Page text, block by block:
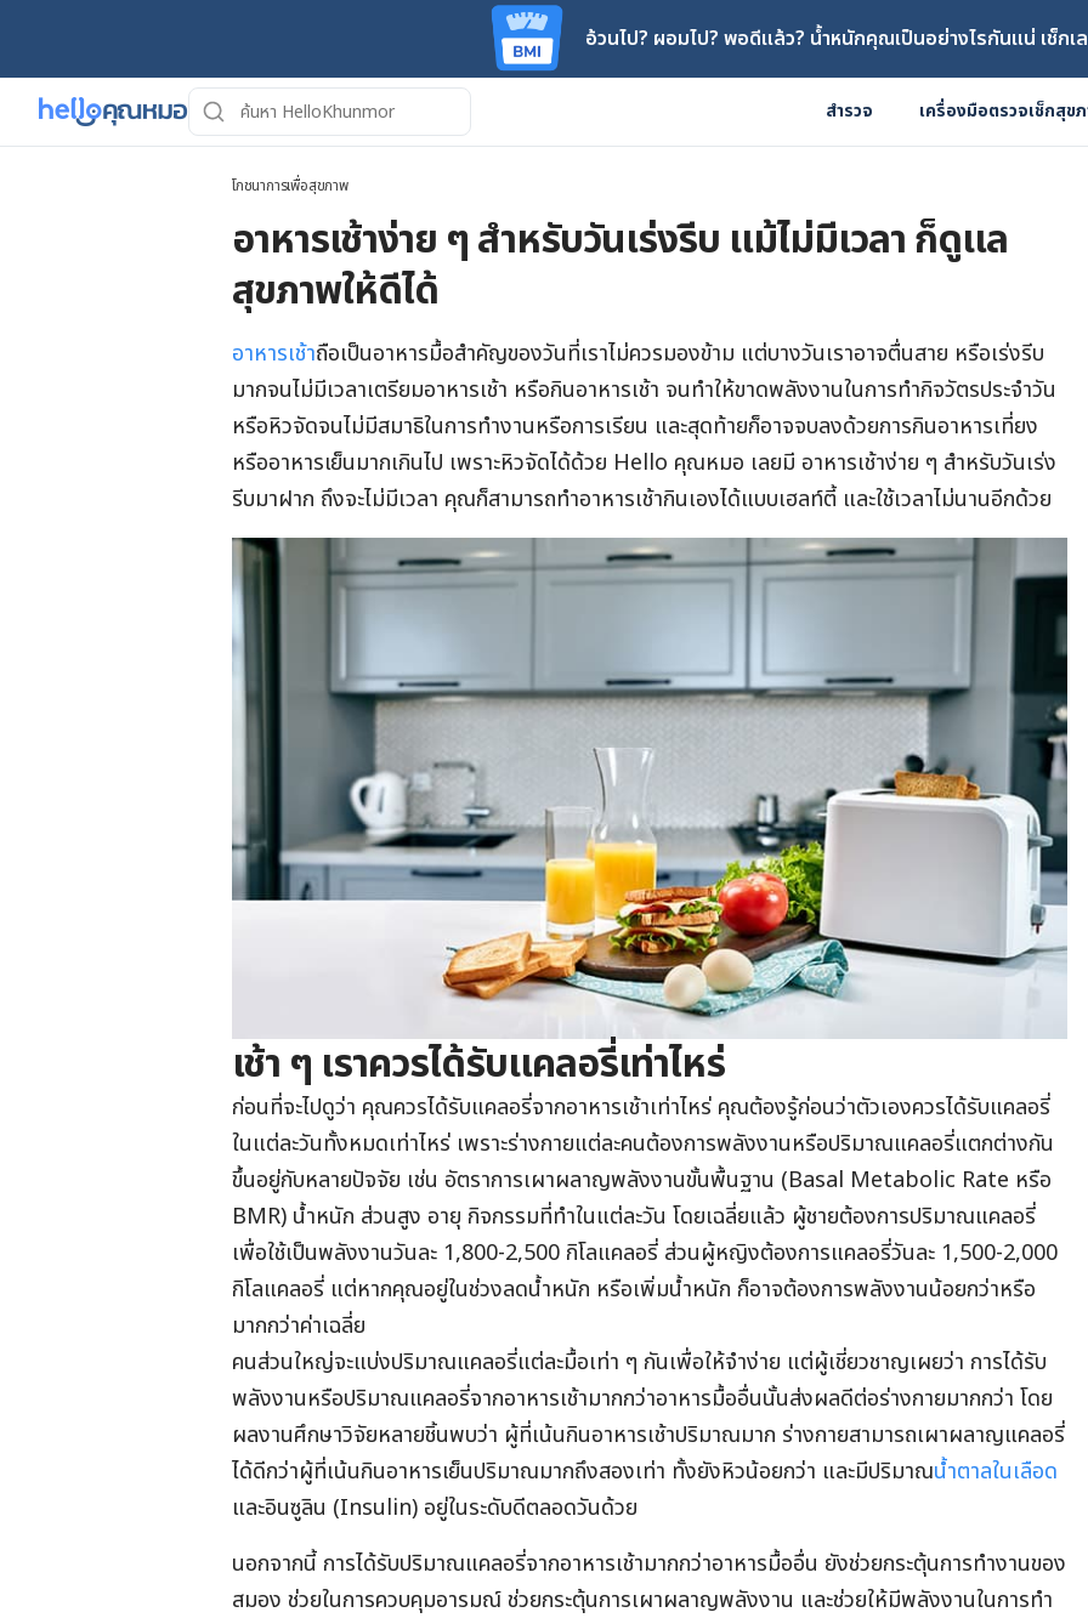
อ้วนไป? ผอมไป? พอดีแล้ว? น้ำหนักคุณเป็นอย่างไรกันแน่ เช็กเ
สำรวจ เครื่องมือตรวจเช็กสุข
โภชนาการเพื่อสุขภาพ
อาหารเช้าง่าย ๆ สำหรับวันเร่งรีบ แม้ไม่มีเวลา ก็ดูแล
สุขภาพให้ดีได้
อาหารเช้าถือเป็นอาหารมื้อสำคัญของวันที่เราไม่ควรมองข้าม แต่บางวันเราอาจตื่นสาย หรือเร่งรีบ
มากจนไม่มีเวลาเตรียมอาหารเช้า หรือกินอาหารเช้า จนทำให้ขาดพลังงานในการทำกิจวัตรประจำวัน
หรือหิวจัดจนไม่มีสมาธิในการทำงานหรือการเรียน และสุดท้ายก็อาจจบลงด้วยการกินอาหารเที่ยง
หรืออาหารเย็นมากเกินไป เพราะหิวจัดได้ด้วย Hello คุณหมอ เลยมี อาหารเช้าง่าย ๆ สำหรับวันเร่ง
รีบมาฝาก ถึงจะไม่มีเวลา คุณก็สามารถทำอาหารเช้ากินเองได้แบบเฮลท์ตี้ และใช้เวลาไม่นานอีกด้วย
เช้า ๆ เราควรได้รับแคลอรี่เท่าไหร่
ก่อนที่จะไปดูว่า คุณควรได้รับแคลอรี่จากอาหารเช้าเท่าไหร่ คุณต้องรู้ก่อนว่าตัวเองควรได้รับแคลอรี่
ในแต่ละวันทั้งหมดเท่าไหร่ เพราะร่างกายแต่ละคนต้องการพลังงานหรือปริมาณแคลอรี่แตกต่างกัน
ขึ้นอยู่กับหลายปัจจัย เช่น อัตราการเผาผลาญพลังงานขั้นพื้นฐาน (Basal Metabolic Rate หรือ
BMR) น้ำหนัก ส่วนสูง อายุ กิจกรรมที่ทำในแต่ละวัน โดยเฉลี่ยแล้ว ผู้ชายต้องการปริมาณแคลอรี่
เพื่อใช้เป็นพลังงานวันละ 1,800-2,500 กิโลแคลอรี่ ส่วนผู้หญิงต้องการแคลอรี่วันละ 1,500-2,000
กิโลแคลอรี่ แต่หากคุณอยู่ในช่วงลดน้ำหนัก หรือเพิ่มน้ำหนัก ก็อาจต้องการพลังงานน้อยกว่าหรือ
มากกว่าค่าเฉลี่ย
คนส่วนใหญ่จะแบ่งปริมาณแคลอรี่แต่ละมื้อเท่า ๆ กันเพื่อให้จำง่าย แต่ผู้เชี่ยวชาญเผยว่า การได้รับ
พลังงานหรือปริมาณแคลอรี่จากอาหารเช้ามากกว่าอาหารมื้ออื่นนั้นส่งผลดีต่อร่างกายมากกว่า โดย
ผลงานศึกษาวิจัยหลายชิ้นพบว่า ผู้ที่เน้นกินอาหารเช้าปริมาณมาก ร่างกายสามารถเผาผลาญแคลอรี่
ได้ดีกว่าผู้ที่เน้นกินอาหารเย็นปริมาณมากถึงสองเท่า ทั้งยังหิวน้อยกว่า และมีปริมาณน้ำตาลในเลือด
และอินซูลิน (Insulin) อยู่ในระดับดีตลอดวันด้วย
นอกจากนี้ การได้รับปริมาณแคลอรี่จากอาหารเช้ามากกว่าอาหารมื้ออื่น ยังช่วยกระตุ้นการทำงานของ
สมอง ช่วยในการควบคุมอารมณ์ ช่วยกระตุ้นการเผาผลาญพลังงาน และช่วยให้มีพลังงานในการทำ